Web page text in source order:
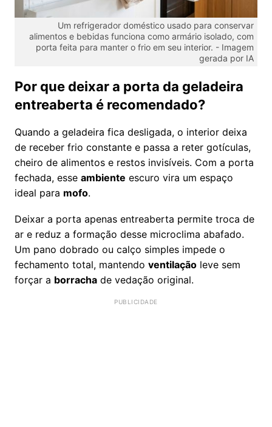
Um refrigerador doméstico usado para conservar
alimentos e bebidas funciona como armário isolado, com
porta feita para manter o frio em seu interior. - Imagem
gerada por IA
Por que deixar a porta da geladeira
entreaberta é recomendado?
Quando a geladeira fica desligada, o interior deixa
de receber frio constante e passa a reter gotículas,
cheiro de alimentos e restos invisíveis. Com a porta
fechada, esse ambiente escuro vira um espaço
ideal para mofo.
Deixar a porta apenas entreaberta permite troca de
ar e reduz a formação desse microclima abafado.
Um pano dobrado ou calço simples impede o
fechamento total, mantendo ventilação leve sem
forçar a borracha de vedação original.